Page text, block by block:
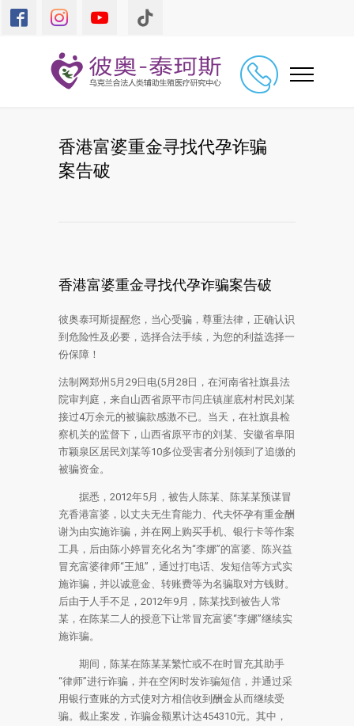
香港富婆重金寻找代孕诈骗
案告破
香港富婆重金寻找代孕诈骗案告破
彼奥泰珂斯提醒您，当心受骗，尊重法律，正确认识
到危险性及必要，选择合法手续，为您的利益选择一
份保障！
法制网郑州5月29日电(5月28日，在河南省社旗县法
院审判庭，来自山西省原平市闫庄镇崖底村村民刘某
接过4万余元的被骗款感激不已。当天，在社旗县检
察机关的监督下，山西省原平市的刘某、安徽省阜阳
市颖泉区居民刘某等10多位受害者分别领到了追缴的
被骗资金。
据悉，2012年5月，被告人陈某、陈某某预谋冒
充香港富婆，以丈夫无生育能力、代夫怀孕有重金酬
谢为由实施诈骗，并在网上购买手机、银行卡等作案
工具，后由陈小婷冒充化名为“李娜”的富婆、陈兴益
冒充富婆律师“王旭”，通过打电话、发短信等方式实
施诈骗，并以诚意金、转账费等为名骗取对方钱财。
后由于人手不足，2012年9月，陈某找到被告人常
某，在陈某二人的授意下让常冒充富婆“李娜”继续实
施诈骗。
期间，陈某在陈某某繁忙或不在时冒充其助手
“律师”进行诈骗，并在空闲时发诈骗短信，并通过采
用银行查账的方式使对方相信收到酬金从而继续受
骗。截止案发，诈骗金额累计达454310元。其中，